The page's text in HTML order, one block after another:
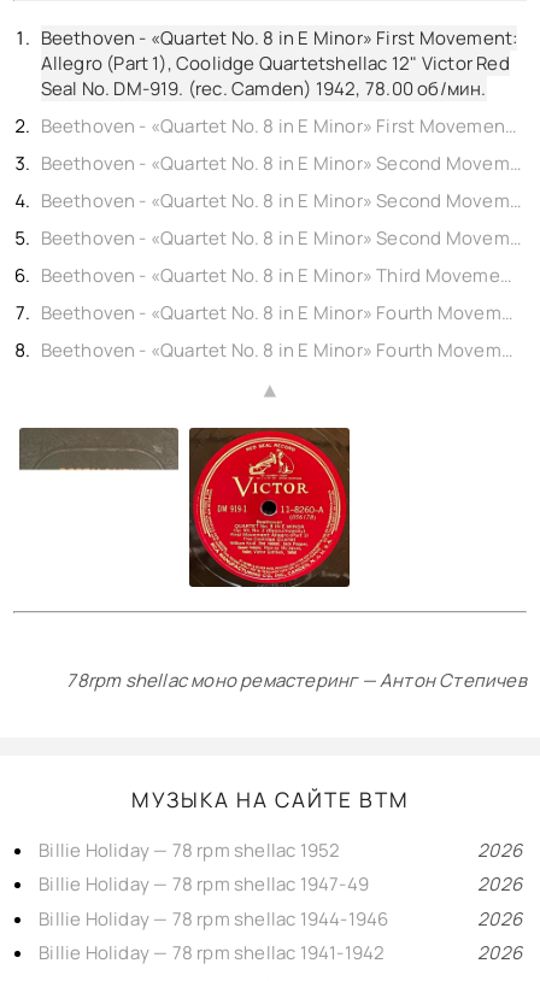
Beethoven - «Quartet No. 8 in E Minor» First Movement:
Allegro (Part 1), Coolidge Quartetshellac 12" Victor Red
Seal No. DM-919. (rec. Camden) 1942, 78.00об/мин.
Beethoven - «Quartet No. 8 in E Minor» First Movement: Allegro (Conclusion), Coolidge Quartetshellac 12" Victor Red Seal No. DM-919. (rec. Camden) 1942,
Beethoven - «Quartet No. 8 in E Minor» Second Movement: Molto adagio (Part 1), Coolidge Quartetshellac 12" Victor Red Seal No. DM-919. (rec. Camden) 1942,
Beethoven - «Quartet No. 8 in E Minor» Second Movement: Molto adagio (Part 2), Coolidge Quartetshellac 12" Victor Red Seal No. DM-919. (rec. Camden) 1942,
Beethoven - «Quartet No. 8 in E Minor» Second Movement: Molto adagio (Conclusion), Coolidge Quartetshellac 12" Victor Red Seal No. DM-919. (rec. Camden) 1942,
Beethoven - «Quartet No. 8 in E Minor» Third Movement: Allegretto, Coolidge Quartetshellac 12" Victor Red Seal No. DM-919. (rec. Camden) 1942,
Beethoven - «Quartet No. 8 in E Minor» Fourth Movement: Finale: Presto (Part 1), Coolidge Quartetshellac 12" Victor Red Seal No. DM-919. (rec. Camden) 1942,
Beethoven - «Quartet No. 8 in E Minor» Fourth Movement: Finale: Presto (Conclusion), Coolidge Quartetshellac 12" Victor Red Seal No. DM-919. (rec. Camden) 1942,
▲
78rpm shellac моно ремастеринг — Антон Степичев
МУЗЫКА НА САЙТЕ BTM
Billie Holiday — 78 rpm shellac 1952
2026
Billie Holiday — 78 rpm shellac 1947-49
2026
Billie Holiday — 78 rpm shellac 1944-1946
2026
Billie Holiday — 78 rpm shellac 1941-1942
2026